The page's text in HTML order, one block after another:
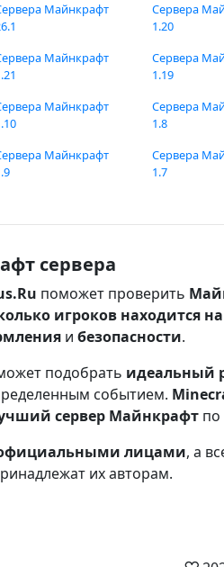
Майнкрафт
Майнкрафт
Сервера
1.20
Сервера
1.19
Майнкрафт
Майнкрафт
Сервера
1.8
Сервера
1.7
сервера
поможет проверить
игроков находится
и безопасности.
подобрать идеальный
событием.
сервер Майнкрафт
официальными лицами, а
их авторам.